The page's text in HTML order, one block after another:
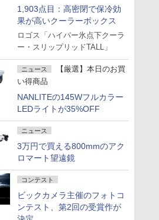
1,903点目：高密閉で保冷効
果が高いクーラーボックス
ロゴス「ハイパー氷点下クーラ
ー・スリップリッドTALL」
ニュース
【厳選】本日のお買
い得商品
NANLITEの145Wフルカラー
LEDライトが35%OFF
ニュース
3万円で買える800mmのアク
ロマート望遠鏡
コンテスト
ビックカメラ主催のフォトコ
ンテスト、第2回の受賞作が